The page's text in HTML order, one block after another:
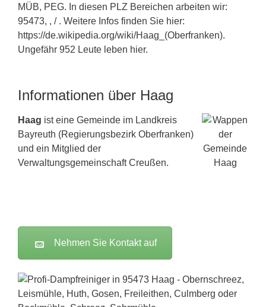
MÜB, PEG. In diesen PLZ Bereichen arbeiten wir:
95473, , / . Weitere Infos finden Sie hier:
https://de.wikipedia.org/wiki/Haag_(Oberfranken).
Ungefähr 952 Leute leben hier.
Informationen über Haag
Haag ist eine Gemeinde im Landkreis
Bayreuth (Regierungsbezirk Oberfranken)
und ein Mitglied der
Verwaltungsgemeinschaft Creußen.
Nehmen Sie Kontakt auf